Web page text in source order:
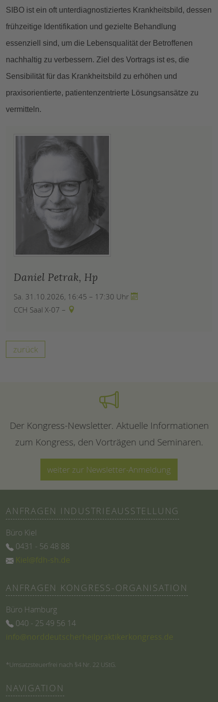
SIBO ist ein oft unterdiagnostiziertes Krankheitsbild, dessen
frühzeitige Identifikation und gezielte Behandlung
essenziell sind, um die Lebensqualität der Betroffenen
nachhaltig zu verbessern. Ziel des Vortrags ist es, die
Sensibilität für das Krankheitsbild zu erhöhen und
praxisorientierte, patientenzentrierte Lösungsansätze zu
vermitteln.
Daniel Petrak, Hp
Sa. 31.10.2026, 16:45 – 17:30 Uhr
CCH Saal X-07 –
zurück
Der Kongress-Newsletter. Aktuelle Informationen
zum Kongress, den Vorträgen und Seminaren.
weiter zur Newsletter-Anmeldung
ANFRAGEN INDUSTRIEAUSSTELLUNG
Büro Kiel
0431 - 56 48 88
ANFRAGEN KONGRESS-ORGANISATION
Büro Hamburg
040 - 25 49 56 14
*Umsatzsteuerfrei nach §4 Nr. 22 UStG.
NAVIGATION